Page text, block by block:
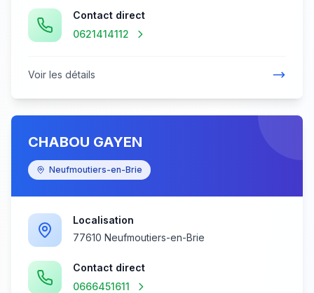
Contact direct
0621414112
Voir les détails
CHABOU GAYEN
Neufmoutiers-en-Brie
Localisation
77610 Neufmoutiers-en-Brie
Contact direct
0666451611